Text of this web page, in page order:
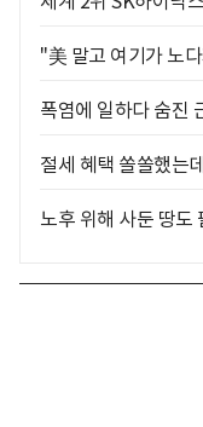
"美 말고 여기가 노
폭염에 일하다 숨진
절세 혜택 쏠쏠했는
노후 위해 사둔 땅도